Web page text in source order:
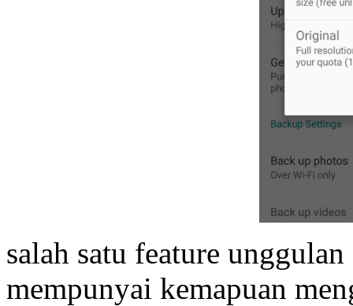
salah satu feature unggulan
mempunyai kemapuan